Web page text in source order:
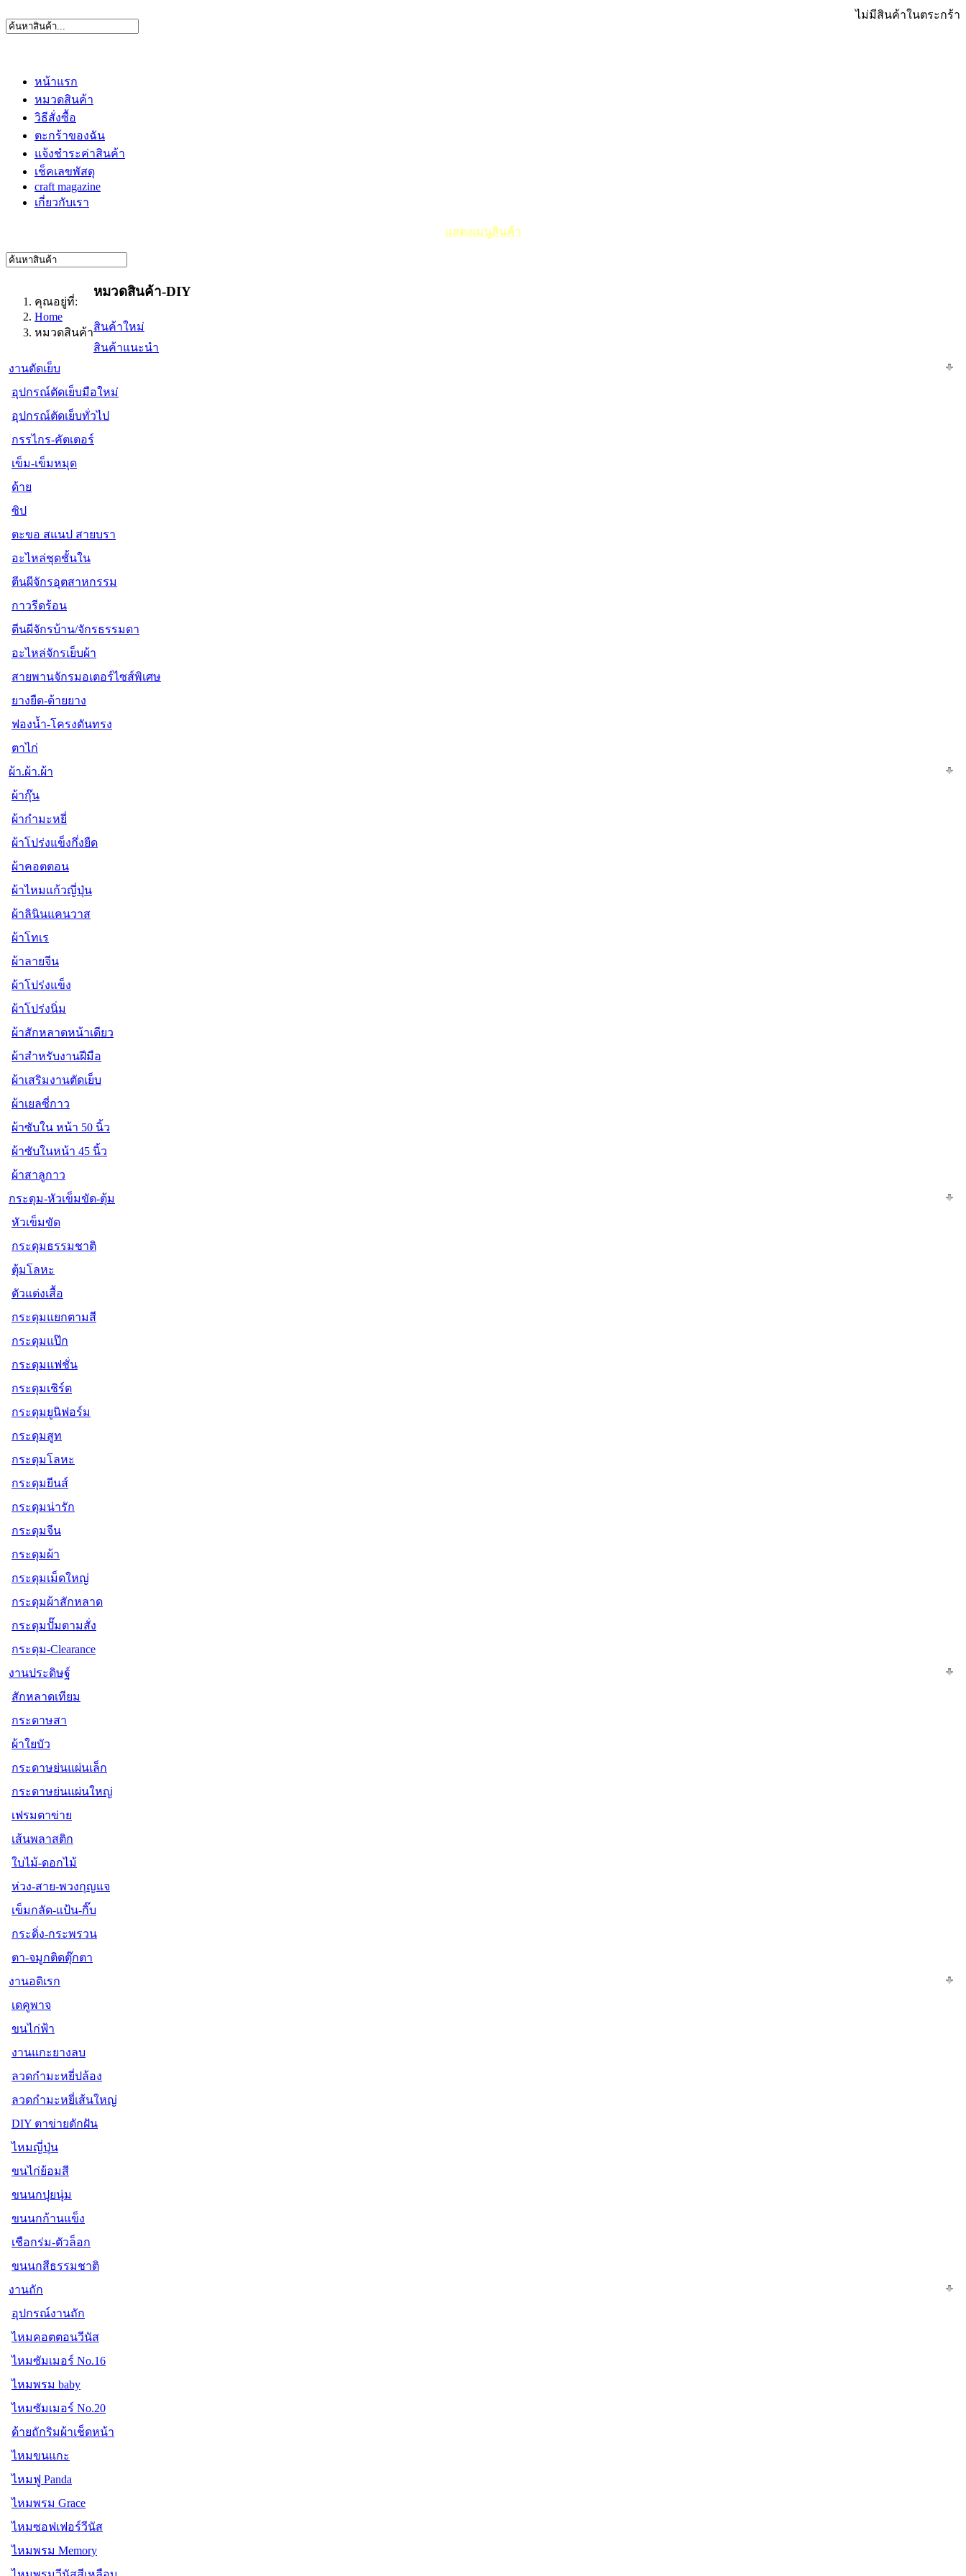
ไม่มีสินค้าในตระกร้า
หน้าแรก
หมวดสินค้า
วิธีสั่งซื้อ
ตะกร้าของฉัน
แจ้งชำระค่าสินค้า
เช็คเลขพัสดุ
craft magazine
เกี่ยวกับเรา
แสดงเมนูสินค้า
คุณอยู่ที่:
Home
หมวดสินค้า
หมวดสินค้า-DIY
สินค้าใหม่
สินค้าแนะนำ
งานตัดเย็บ
อุปกรณ์ตัดเย็บมือใหม่
อุปกรณ์ตัดเย็บทั่วไป
กรรไกร-คัตเตอร์
เข็ม-เข็มหมุด
ด้าย
ซิป
ตะขอ สแนป สายบรา
อะไหล่ชุดชั้นใน
ตีนผีจักรอุตสาหกรรม
กาวรีดร้อน
ตีนผีจักรบ้าน/จักรธรรมดา
อะไหล่จักรเย็บผ้า
สายพานจักรมอเตอร์ไซส์พิเศษ
ยางยืด-ด้ายยาง
ฟองน้ำ-โครงดันทรง
ตาไก่
ผ้า.ผ้า.ผ้า
ผ้ากุ๊น
ผ้ากำมะหยี่
ผ้าโปร่งแข็งกึ่งยืด
ผ้าคอตตอน
ผ้าไหมแก้วญี่ปุ่น
ผ้าลินินแคนวาส
ผ้าโทเร
ผ้าลายจีน
ผ้าโปร่งแข็ง
ผ้าโปร่งนิ่ม
ผ้าสักหลาดหน้าเดียว
ผ้าสำหรับงานฝีมือ
ผ้าเสริมงานตัดเย็บ
ผ้าเยลซี่กาว
ผ้าซับใน หน้า 50 นิ้ว
ผ้าซับในหน้า 45 นิ้ว
ผ้าสาลูกาว
กระดุม-หัวเข็มขัด-ตุ้ม
หัวเข็มขัด
กระดุมธรรมชาติ
ตุ้มโลหะ
ตัวแต่งเสื้อ
กระดุมแยกตามสี
กระดุมแป๊ก
กระดุมแฟชั่น
กระดุมเชิร์ต
กระดุมยูนิฟอร์ม
กระดุมสูท
กระดุมโลหะ
กระดุมยีนส์
กระดุมน่ารัก
กระดุมจีน
กระดุมผ้า
กระดุมเม็ดใหญ่
กระดุมผ้าสักหลาด
กระดุมปั๊มตามสั่ง
กระดุม-Clearance
งานประดิษฐ์
สักหลาดเทียม
กระดาษสา
ผ้าใยบัว
กระดาษย่นแผ่นเล็ก
กระดาษย่นแผ่นใหญ่
เฟรมตาข่าย
เส้นพลาสติก
ใบไม้-ดอกไม้
ห่วง-สาย-พวงกุญแจ
เข็มกลัด-แป้น-กิ๊บ
กระดิ่ง-กระพรวน
ตา-จมูกติดตุ๊กตา
งานอดิเรก
เดคูพาจ
ขนไก่ฟ้า
งานแกะยางลบ
ลวดกำมะหยี่ปล้อง
ลวดกำมะหยี่เส้นใหญ่
DIY ตาข่ายดักฝัน
ไหมญี่ปุ่น
ขนไก่ย้อมสี
ขนนกปุยนุ่ม
ขนนกก้านแข็ง
เชือกร่ม-ตัวล็อก
ขนนกสีธรรมชาติ
งานถัก
อุปกรณ์งานถัก
ไหมคอตตอนวีนัส
ไหมซัมเมอร์ No.16
ไหมพรม baby
ไหมซัมเมอร์ No.20
ด้ายถักริมผ้าเช็ดหน้า
ไหมขนแกะ
ไหมฟู Panda
ไหมพรม Grace
ไหมซอฟเฟอร์วีนัส
ไหมพรม Memory